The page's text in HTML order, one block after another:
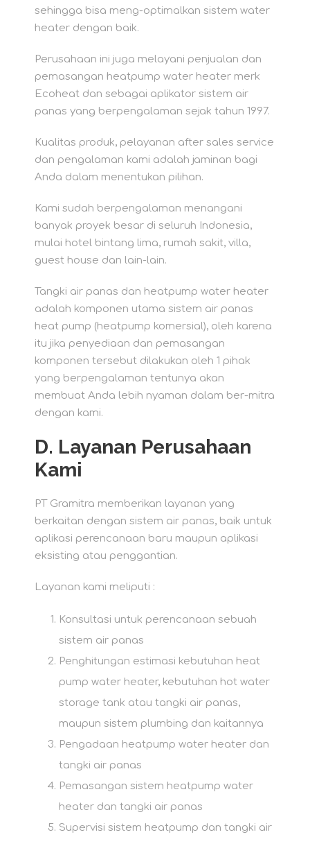
sehingga bisa meng-optimalkan sistem water
heater dengan baik.
Perusahaan ini juga melayani penjualan dan
pemasangan heatpump water heater merk
Ecoheat dan sebagai aplikator sistem air
panas yang berpengalaman sejak tahun 1997.
Kualitas produk, pelayanan after sales service
dan pengalaman kami adalah jaminan bagi
Anda dalam menentukan pilihan.
Kami sudah berpengalaman menangani
banyak proyek besar di seluruh Indonesia,
mulai hotel bintang lima, rumah sakit, villa,
guest house dan lain-lain.
Tangki air panas dan heatpump water heater
adalah komponen utama sistem air panas
heat pump (heatpump komersial), oleh karena
itu jika penyediaan dan pemasangan
komponen tersebut dilakukan oleh 1 pihak
yang berpengalaman tentunya akan
membuat Anda lebih nyaman dalam ber-mitra
dengan kami.
D. Layanan Perusahaan
Kami
PT Gramitra memberikan layanan yang
berkaitan dengan sistem air panas, baik untuk
aplikasi perencanaan baru maupun aplikasi
eksisting atau penggantian.
Layanan kami meliputi :
Konsultasi untuk perencanaan sebuah
sistem air panas
Penghitungan estimasi kebutuhan heat
pump water heater, kebutuhan hot water
storage tank atau tangki air panas,
maupun sistem plumbing dan kaitannya
Pengadaan heatpump water heater dan
tangki air panas
Pemasangan sistem heatpump water
heater dan tangki air panas
Supervisi sistem heatpump dan tangki air